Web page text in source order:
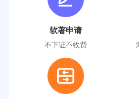
软著申请
不下证不收费